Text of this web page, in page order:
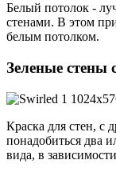
Белый потолок -
стенами. В этом
белым потолком.
Зеленые стены
Краска для стен, с
понадобиться два
вида, в